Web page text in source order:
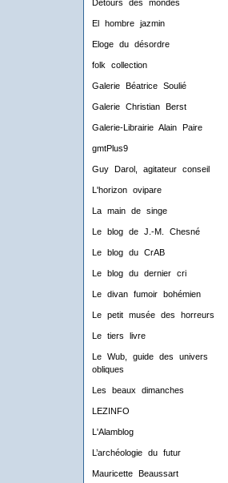
Détours des mondes
El hombre jazmin
Eloge du désordre
folk collection
Galerie Béatrice Soulié
Galerie Christian Berst
Galerie-Librairie Alain Paire
gmtPlus9
Guy Darol, agitateur conseil
L'horizon ovipare
La main de singe
Le blog de J.-M. Chesné
Le blog du CrAB
Le blog du dernier cri
Le divan fumoir bohémien
Le petit musée des horreurs
Le tiers livre
Le Wub, guide des univers
obliques
Les beaux dimanches
LEZINFO
L'Alamblog
L’archéologie du futur
Mauricette Beaussart